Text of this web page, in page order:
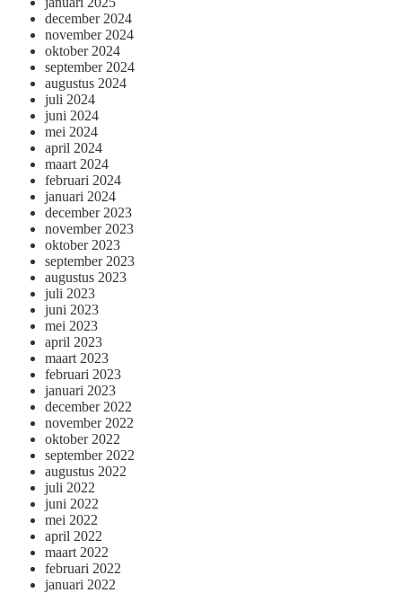
december 2024
november 2024
oktober 2024
september 2024
augustus 2024
juli 2024
juni 2024
mei 2024
april 2024
maart 2024
februari 2024
januari 2024
december 2023
november 2023
oktober 2023
september 2023
augustus 2023
juli 2023
juni 2023
mei 2023
april 2023
maart 2023
februari 2023
januari 2023
december 2022
november 2022
oktober 2022
september 2022
augustus 2022
juli 2022
juni 2022
mei 2022
april 2022
maart 2022
februari 2022
januari 2022